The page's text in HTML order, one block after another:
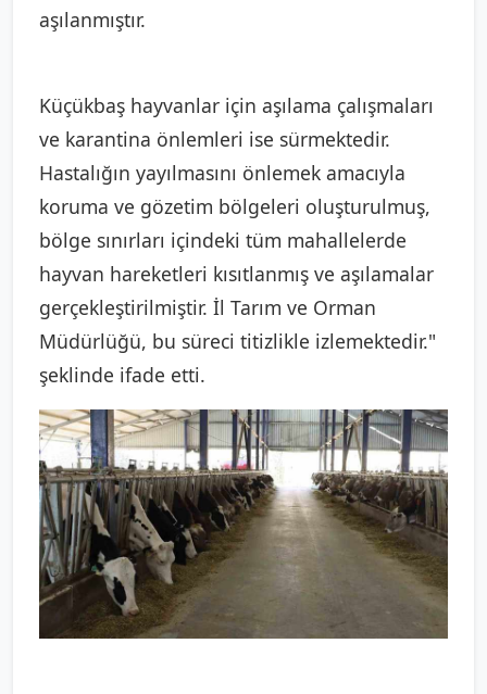
aşılanmıştır.
Küçükbaş hayvanlar için aşılama çalışmaları
ve karantina önlemleri ise sürmektedir.
Hastalığın yayılmasını önlemek amacıyla
koruma ve gözetim bölgeleri oluşturulmuş,
bölge sınırları içindeki tüm mahallelerde
hayvan hareketleri kısıtlanmış ve aşılamalar
gerçekleştirilmiştir. İl Tarım ve Orman
Müdürlüğü, bu süreci titizlikle izlemektedir."
şeklinde ifade etti.